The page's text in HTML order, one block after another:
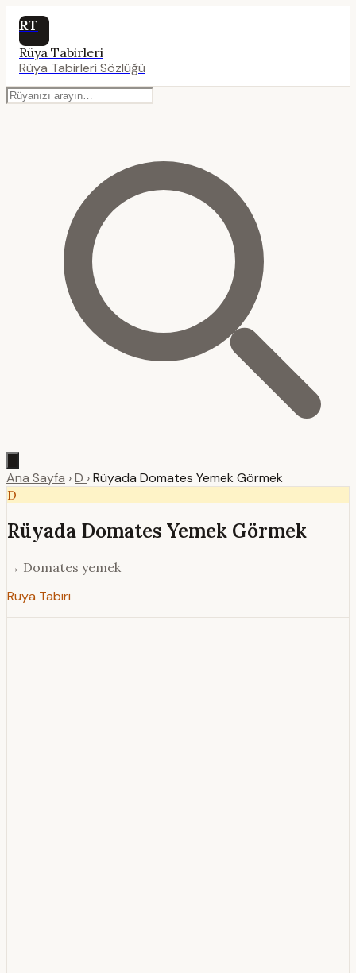
RT
Rüya Tabirleri
Rüya Tabirleri Sözlüğü
Ana Sayfa ›D ›Rüyada Domates Yemek Görmek
D
Rüyada Domates Yemek Görmek
→ Domates yemek
Rüya Tabiri